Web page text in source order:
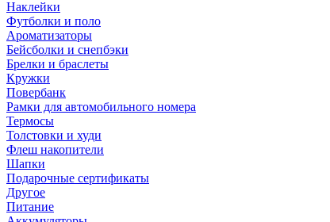
Наклейки
Футболки и поло
Ароматизаторы
Бейсболки и снепбэки
Брелки и браслеты
Кружки
Повербанк
Рамки для автомобильного номера
Термосы
Толстовки и худи
Флеш накопители
Шапки
Подарочные сертификаты
Другое
Питание